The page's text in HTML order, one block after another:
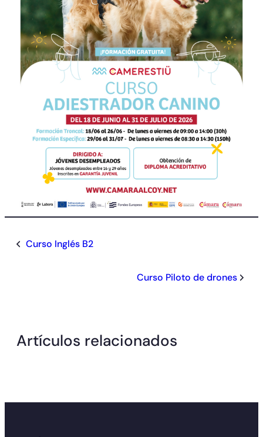
Curso Inglés B2
Curso Piloto de drones
Artículos relacionados